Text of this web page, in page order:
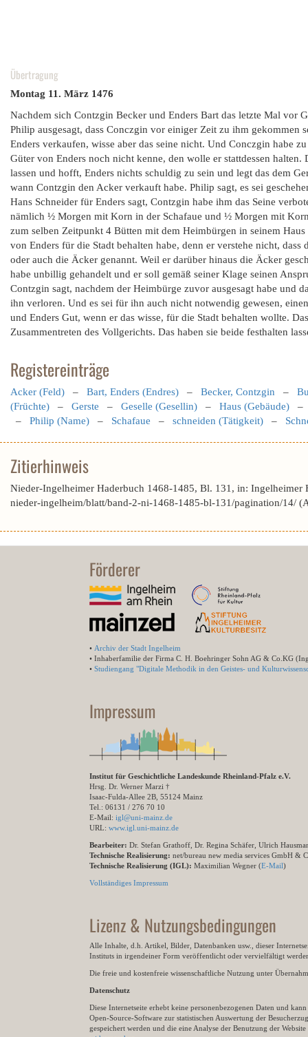
Übertragung
Montag 11. März 1476
Nachdem sich Contzgin Becker und Enders Bart das letzte Mal vor
Philip ausgesagt, dass Conczgin vor einiger Zeit zu ihm gekommen
Enders verkaufen, wisse aber das seine nicht. Und Conczgin habe
Güter von Enders noch nicht kenne, den wolle er stattdessen
lassen und hofft, Enders nichts schuldig zu sein und legt das dem
wann Contzgin den Acker verkauft habe. Philip sagt, es sei
Hans Schneider für Enders sagt, Contzgin habe ihm das Seine
nämlich ½ Morgen mit Korn in der Schafaue und ½ Morgen mit
zum selben Zeitpunkt 4 Bütten mit dem Heimbürgen in seinem
von Enders für die Stadt behalten habe, denn er verstehe nicht,
oder auch die Äcker genannt. Weil er darüber hinaus die Äcker
habe unbillig gehandelt und er soll gemäß seiner Klage seinen
Contzgin sagt, nachdem der Heimbürge zuvor ausgesagt habe und
ihn verloren. Und es sei für ihn auch nicht notwendig gewesen,
und Enders Gut, wenn er das wisse, für die Stadt behalten wollte.
Zusammentreten des Vollgerichts. Das haben sie beide festhalten
Registereinträge
Acker (Feld) – Bart, Enders (Endres) – Becker, Contzgin –
(Früchte) – Gerste – Geselle (Gesellin) – Haus (Gebäude)
– Philip (Name) – Schafaue – schneiden (Tätigkeit) –
Zitierhinweis
Nieder-Ingelheimer Haderbuch 1468-1485, Bl. 131, in:
nieder-ingelheim/blatt/band-2-ni-1468-1485-bl-131/pagination/14/
Förderer
• Archiv der Stadt Ingelheim
• Inhaberfamilie der Firma C. H. Boehringer Sohn AG & Co.KG
• Studiengang "Digitale Methodik in den Geistes- und
Impressum
Institut für Geschichtliche Landeskunde Rheinland-Pfalz e.V.
Hrsg. Dr. Werner Marzi †
Isaac-Fulda-Allee 2B, 55124 Mainz
Tel.: 06131 / 276 70 10
E-Mail: igl@uni-mainz.de
URL: www.igl.uni-mainz.de
Bearbeiter: Dr. Stefan Grathoff, Dr. Regina Schäfer, Ulrich
Technische Realisierung: net/bureau new media services GmbH &
Technische Realisierung (IGL): Maximilian Wegner (E-Mail)
Vollständiges Impressum
Lizenz & Nutzungsbedingungen
Alle Inhalte, d.h. Artikel, Bilder, Datenbanken usw., dieser
Instituts in irgendeiner Form veröffentlicht oder vervielfältigt
Die freie und kostenfreie wissenschaftliche Nutzung unter
Datenschutz
Diese Internetseite erhebt keine personenbezogenen Daten und
Open-Source-Software zur statistischen Auswertung der
gespeichert werden und die eine Analyse der Benutzung der